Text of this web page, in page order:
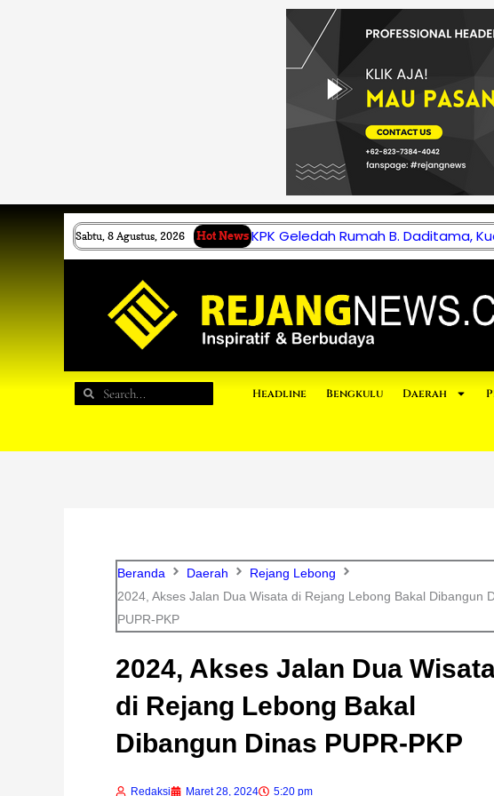
Sabtu, 8 Agustus, 2026 Hot News KPK Geledah Rumah B. Daditama,
Search
Search Headline Bengkulu Daerah
Beranda Daerah
Rejang Lebong
2024, Akses Jalan Dua Wisata di Rejang Lebong Bakal Dibangun
PUPR-PKP
2024, Akses Jalan Dua
di Rejang Lebong Bakal
Dibangun Dinas PUPR-PKP
Redaksi Maret 28, 2024 5:20 pm